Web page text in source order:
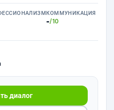
КОММУНИКАЦИЯ
-/10
диалог